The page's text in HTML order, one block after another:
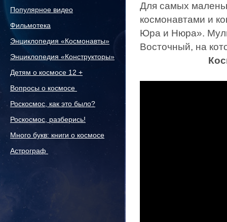
Популярное видео
Фильмотека
Энциклопедия «Космонавты»
Энциклопедия «Конструкторы»
Детям о космосе 12 +
Вопросы о космосе
Роскосмос, как это было?
Роскосмос, разберись!
Много букв: книги о космосе
Астрограф
Для самых
космонавтами и
Юра и Нюра».
Восточный, на